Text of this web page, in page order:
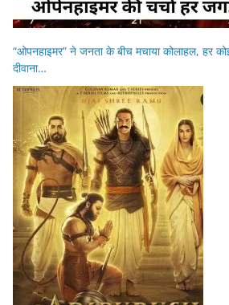
“ओपनहाइमर” ने जनता के बीच मचाया कोलाहल, हर
दीवाना…